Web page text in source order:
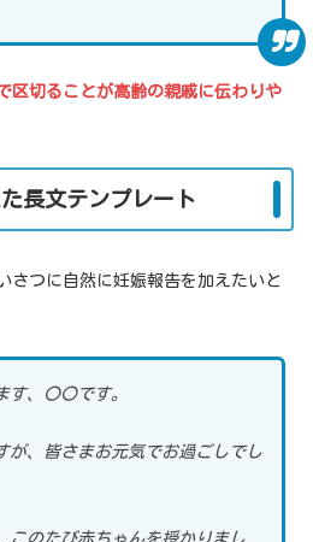
区切ることが高齢の親戚に伝わりや
長文テンプレート
さつに自然に妊娠報告を加えたいと
、〇〇です。
が、皆さまお元気でお過ごしでし
このたび赤ちゃんを授かりまし